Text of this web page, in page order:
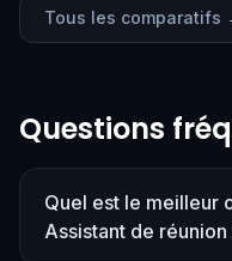
Tous les comparatifs
Questions
Quel est le meilleur
Assistant de